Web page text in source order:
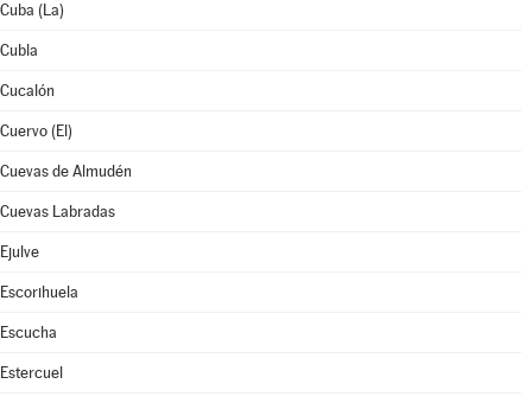
Cuba (La)
Cubla
Cucalón
Cuervo (El)
Cuevas de Almudén
Cuevas Labradas
Ejulve
Escorihuela
Escucha
Estercuel